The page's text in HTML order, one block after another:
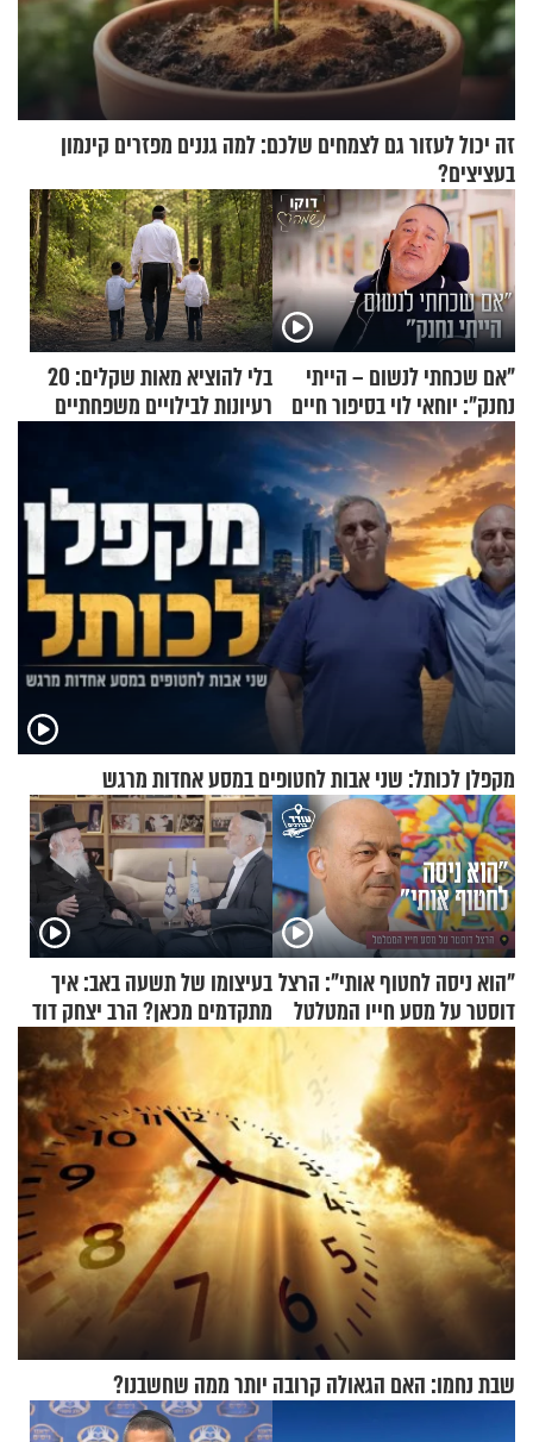
זה יכול לעזור גם לצמחים שלכם: למה גננים מפזרים קינמון
בעציצים?
"אם שכחתי לנשום – הייתי
נחנק": יוחאי לוי בסיפור חיים
מעורר השראה
בלי להוציא מאות שקלים: 20
רעיונות לבילויים משפחתיים
כמעט בחינם
מקפלן לכותל: שני אבות לחטופים במסע אחדות מרגש
"הוא ניסה לחטוף אותי": הרצל
דוסטר על מסע חייו המטלטל
בעיצומו של תשעה באב: איך
מתקדמים מכאן? הרב יצחק דוד
גרוסמן בשיחה מיוחדת
שבת נחמו: האם הגאולה קרובה יותר ממה שחשבנו?